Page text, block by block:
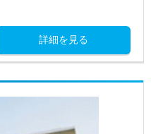
詳細を見る